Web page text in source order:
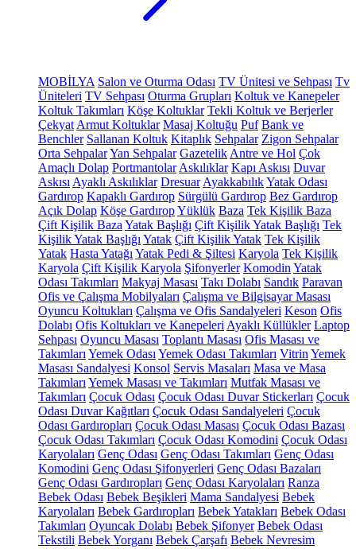
MOBİLYA Salon ve Oturma Odası TV Ünitesi ve Sehpası Tv
Üniteleri TV Sehpası Oturma Grupları Koltuk ve Kanepeler
Koltuk Takımları Köşe Koltuklar Tekli Koltuk ve Berjerler
Çekyat Armut Koltuklar Masaj Koltuğu Puf Bank ve
Benchler Sallanan Koltuk Kitaplık Sehpalar Zigon Sehpalar
Orta SehpalarYan Sehpalar Gazetelik Antre ve Hol Çok
Amaçlı Dolap Portmantolar Askılıklar Kapı Askısı Duvar
Askısı Ayaklı Askılıklar Dresuar AyakkabılıkYatak Odası
Gardırop Kapaklı Gardırop Sürgülü Gardırop Bez Gardırop
Açık Dolap Köşe GardıropYüklük Baza Tek Kişilik Baza
Çift Kişilik Baza Yatak Başlığı Çift Kişilik Yatak Başlığı Tek
Kişilik Yatak Başlığı Yatak Çift Kişilik Yatak Tek Kişilik
Yatak Hasta Yatağı Yatak Pedi & Şiltesi Karyola Tek Kişilik
Karyola Çift Kişilik Karyola Şifonyerler Komodin Yatak
Odası Takımları Makyaj Masası Takı Dolabı Sandık Paravan
Ofis ve Çalışma Mobilyaları Çalışma ve Bilgisayar Masası
Oyuncu Koltukları Çalışma ve Ofis Sandalyeleri Keson Ofis
Dolabı Ofis Koltukları ve Kanepeleri Ayaklı Küllükler Laptop
Sehpası Oyuncu Masası Toplantı Masası Ofis Masası ve
Takımları Yemek Odası Yemek Odası Takımları Vitrin Yemek
Masası Sandalyesi Konsol Servis Masaları Masa ve Masa
Takımları Yemek Masası ve Takımları Mutfak Masası ve
Takımları Çocuk Odası Çocuk Odası Duvar Stickerları Çocuk
Odası Duvar Kağıtları Çocuk Odası Sandalyeleri Çocuk
Odası Gardıropları Çocuk Odası Masası Çocuk Odası Bazası
Çocuk Odası Takımları Çocuk Odası Komodini Çocuk Odası
Karyolaları Genç Odası Genç Odası Takımları Genç Odası
Komodini Genç Odası Şifonyerleri Genç Odası Bazaları
Genç Odası Gardıropları Genç Odası Karyolaları Ranza
Bebek Odası Bebek Beşikleri Mama Sandalyesi Bebek
Karyolaları Bebek Gardıropları Bebek Yatakları Bebek Odası
Takımları Oyuncak Dolabı Bebek Şifonyer Bebek Odası
Tekstili Bebek Yorganı Bebek Çarşafı Bebek Nevresim